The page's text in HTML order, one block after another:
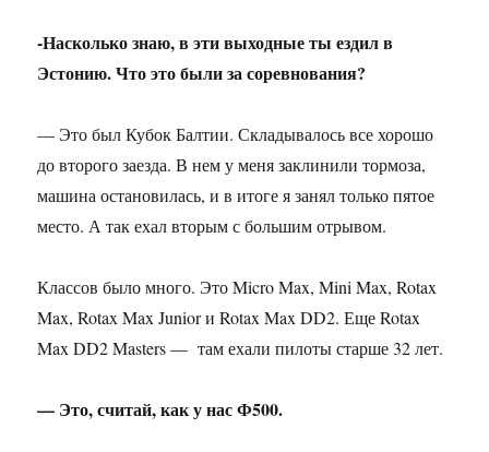
-Насколько знаю, в эти выходные ты ездил в
Эстонию. Что это были за соревнования?
— Это был Кубок Балтии. Складывалось все хорошо
до второго заезда. В нем у меня заклинили тормоза,
машина остановилась, и в итоге я занял только пятое
место. А так ехал вторым с большим отрывом.
Классов было много. Это Micro Max, Mini Max, Rotax
Max, Rotax Max Junior и Rotax Max DD2. Еще Rotax
Max DD2 Masters — там ехали пилоты старше 32 лет.
— Это, считай, как у нас Ф500.